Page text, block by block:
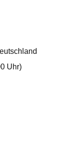
Uhr)